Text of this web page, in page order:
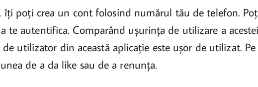
îți poți crea un cont folosind numărul tău de telefon.
te autentifica. Comparând ușurința de utilizare a
utilizator din această aplicație este ușor de utilizat.
de a da like sau de a renunța.